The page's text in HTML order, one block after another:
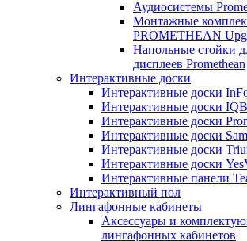
Аудиосистемы
Монтажные
PROMETHEAN
Напольные стойки
дисплеев Promethean
Интерактивные доски
Интерактивные доски
Интерактивные доски
Интерактивные доски
Интерактивные доски
Интерактивные доски
Интерактивные доски
Интерактивные панели
Интерактивный пол
Лингафонные кабинеты
Аксессуары и
лингафонных кабинетов